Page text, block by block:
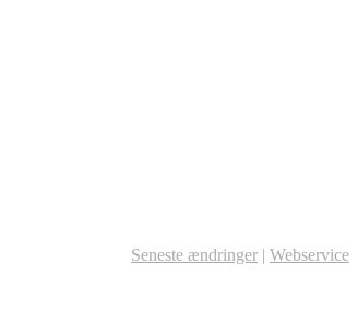
Seneste ændringer | Webservice